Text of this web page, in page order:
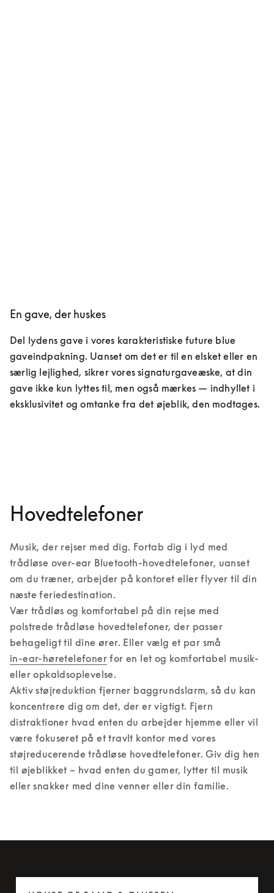
En gave, der huskes
Del lydens gave i vores karakteristiske future blue
gaveindpakning. Uanset om det er til en elsket eller en
særlig lejlighed, sikrer vores signaturgaveæske, at din
gave ikke kun lyttes til, men også mærkes — indhyllet i
eksklusivitet og omtanke fra det øjeblik, den modtages.
Hovedtelefoner
Musik, der rejser med dig. Fortab dig i lyd med
trådløse over-ear Bluetooth-hovedtelefoner, uanset
om du træner, arbejder på kontoret eller flyver til din
næste feriedestination.
Vær trådløs og komfortabel på din rejse med
polstrede trådløse hovedtelefoner, der passer
behageligt til dine ører. Eller vælg et par små
in-ear-høretelefoner for en let og komfortabel musik-
eller opkaldsoplevelse.
Aktiv støjreduktion fjerner baggrundslarm, så du kan
koncentrere dig om det, der er vigtigt. Fjern
distraktioner hvad enten du arbejder hjemme eller vil
være fokuseret på et travlt kontor med vores
støjreducerende trådløse hovedtelefoner. Giv dig hen
til øjeblikket – hvad enten du gamer, lytter til musik
eller snakker med dine venner eller din familie.